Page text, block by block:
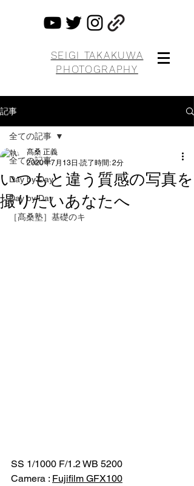
SEIGI TAKAKUWA
PHOTOGRAPHY
記事
全ての記事
Day by Day
Day by Day
［髙桑塾］基礎のキ
全ての記事
いつもと違う質感の写真を
撮りたいあなたへ
髙桑 正義
2020年7月13日 読了時間: 2分
SS 1/1000 F/1.2 WB 5200
Camera : Fujifilm GFX100